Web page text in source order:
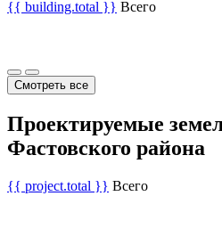
{{ building.total }} Всего
Смотреть все
Проектируемые
Фастовского района
{{ project.total }} Всего